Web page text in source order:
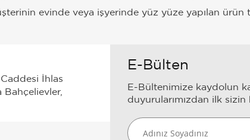
evinde veya işyerinde yüz yüze yapılan ürün
İhlas
Bahçelievler,
E-Bülten
E-Bültenimize kaydolun
duyurularımızdan ilk sizin